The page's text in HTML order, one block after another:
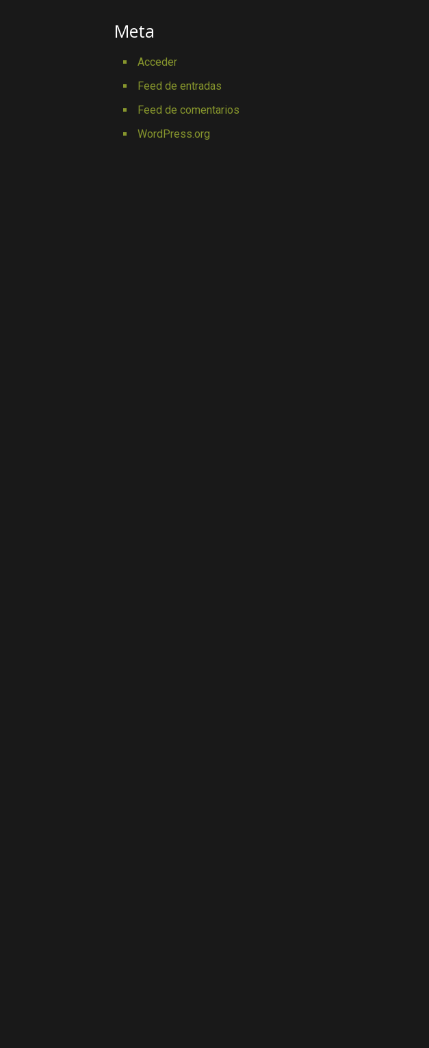
Meta
Acceder
Feed de entradas
Feed de comentarios
WordPress.org